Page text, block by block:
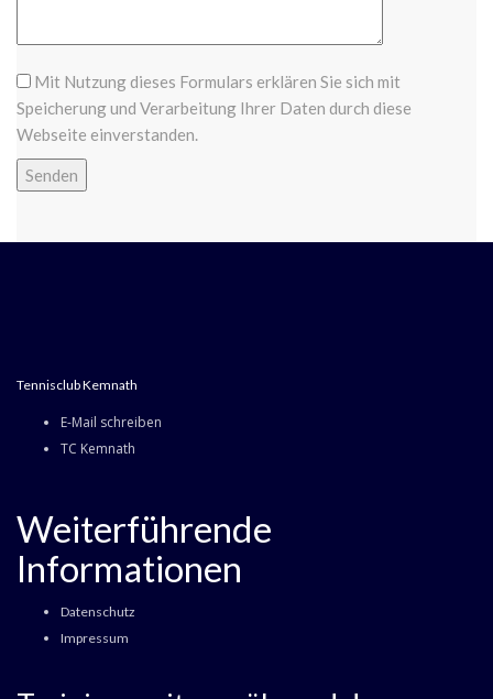
Mit Nutzung dieses Formulars erklären Sie sich mit
Speicherung und Verarbeitung Ihrer Daten durch diese
Webseite einverstanden.
Tennisclub Kemnath
E-Mail schreiben
TC Kemnath
Weiterführende
Informationen
Datenschutz
Impressum